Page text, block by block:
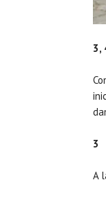
3,
3
A